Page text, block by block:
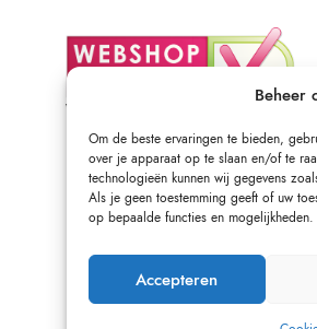
Beheer
Om de beste ervaringen te bieden,
over je apparaat op te slaan en/of te
technologieën kunnen wij gegevens
Als je geen toestemming geeft of uw
op bepaalde functies en mogelijkheden.
Accepteren